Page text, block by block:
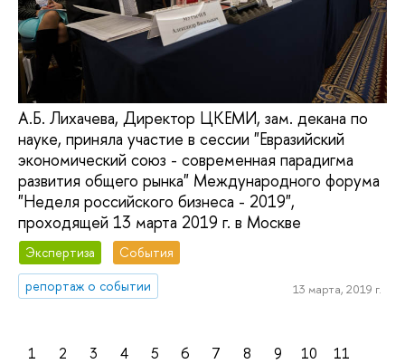
А.Б. Лихачева, Директор ЦКЕМИ, зам. декана по
науке, приняла участие в сессии "Евразийский
экономический союз - современная парадигма
развития общего рынка" Международного форума
"Неделя российского бизнеса - 2019",
проходящей 13 марта 2019 г. в Москве
Экспертиза
События
репортаж о событии
13 марта, 2019 г.
1 2 3 4 5 6 7 8 9 10
11